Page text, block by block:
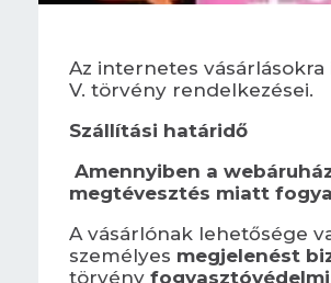
Az internetes vásárlásokra
V. törvény rendelkezései.
Szállítási határidő
Amennyiben a
megtévesztés miatt
A vásárlónak lehetősége
személyes megjelenést
törvény